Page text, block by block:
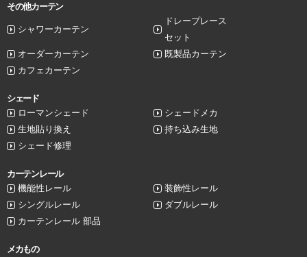
その他カーテン
シャワーカーテン
ドレープレース
セット
オーダーカーテン
既製品カーテン
カフェカーテン
シェード
ローマンシェード
シェードメカ
生地貼り換え
持ち込み生地
シェード修理
カーテンレール
機能性レール
装飾性レール
シングルレール
ダブルレール
カーテンレール 部品
メカもの